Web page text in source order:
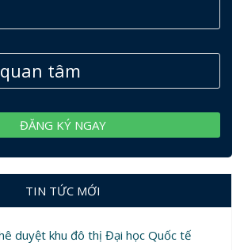
TIN TỨC MỚI
duyệt khu đô thị Đại học Quốc tế